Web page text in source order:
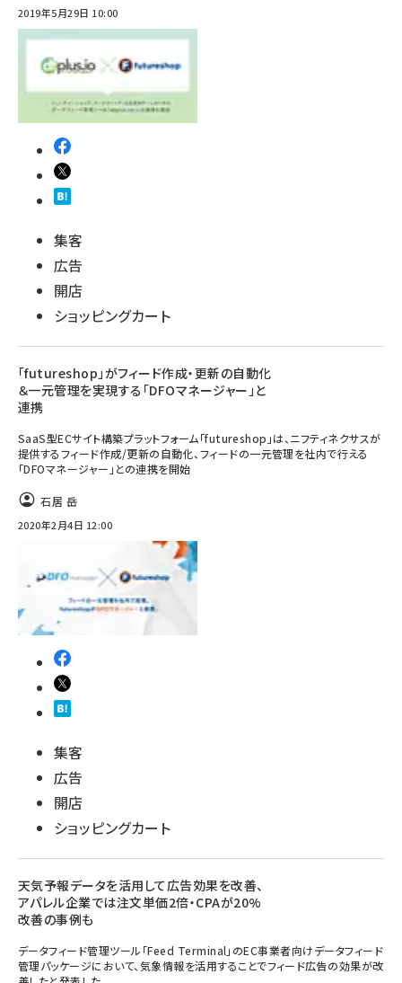
2019年5月29日 10:00
集客
広告
開店
ショッピングカート
「futureshop」がフィード作成・更新の自動化
＆一元管理を実現する「DFOマネージャー」と
連携
SaaS型ECサイト構築プラットフォーム「futureshop」は、ニフティネクサスが
提供するフィード作成/更新の自動化、フィードの一元管理を社内で行える
「DFOマネージャー」との連携を開始
石居 岳
2020年2月4日 12:00
集客
広告
開店
ショッピングカート
天気予報データを活用して広告効果を改善、
アパレル企業では注文単価2倍・CPAが20%
改善の事例も
データフィード管理ツール「Feed Terminal」のEC事業者向けデータフィード
管理パッケージにおいて、気象情報を活用することでフィード広告の効果が改